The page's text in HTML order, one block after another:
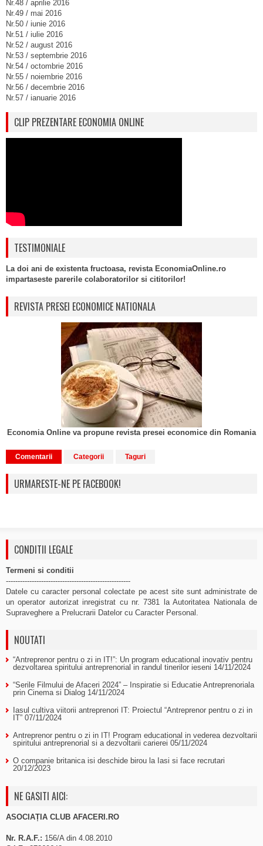
Nr.48 / aprilie 2016
Nr.49 / mai 2016
Nr.50 / iunie 2016
Nr.51 / iulie 2016
Nr.52 / august 2016
Nr.53 / septembrie 2016
Nr.54 / octombrie 2016
Nr.55 / noiembrie 2016
Nr.56 / decembrie 2016
Nr.57 / ianuarie 2016
CLIP PREZENTARE ECONOMIA ONLINE
TESTIMONIALE
La doi ani de existenta fructoasa, revista EconomiaOnline.ro
impartaseste parerile colaboratorilor si cititorilor!
REVISTA PRESEI ECONOMICE NATIONALA
Economia Online va propune revista presei economice din Romania
Comentarii Categorii Taguri
URMARESTE-NE PE FACEBOOK!
CONDITII LEGALE
Termeni si conditii
-----------------------------------------------------
Datele cu caracter personal colectate pe acest site sunt administrate de
un operator autorizat inregistrat cu nr. 7381 la Autoritatea Nationala de
Supraveghere a Prelucrarii Datelor cu Caracter Personal.
NOUTATI
“Antreprenor pentru o zi in IT!”: Un program educational inovativ pentru
dezvoltarea spiritului antreprenorial in randul tinerilor ieseni 14/11/2024
“Serile Filmului de Afaceri 2024” – Inspiratie si Educatie Antreprenoriala
prin Cinema si Dialog 14/11/2024
Iasul cultiva viitorii antreprenori IT: Proiectul “Antreprenor pentru o zi in
IT” 07/11/2024
Antreprenor pentru o zi in IT! Program educational in vederea dezvoltarii
spiritului antreprenorial si a dezvoltarii carierei 05/11/2024
O companie britanica isi deschide birou la Iasi si face recrutari
20/12/2023
NE GASITI AICI:
ASOCIAȚIA CLUB AFACERI.RO
Nr. R.A.F.: 156/A din 4.08.2010